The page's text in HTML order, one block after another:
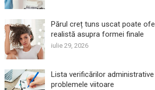
Părul creț tuns uscat poate
realistă asupra formei finale
iulie 29, 2026
Lista verificărilor
problemele viitoare